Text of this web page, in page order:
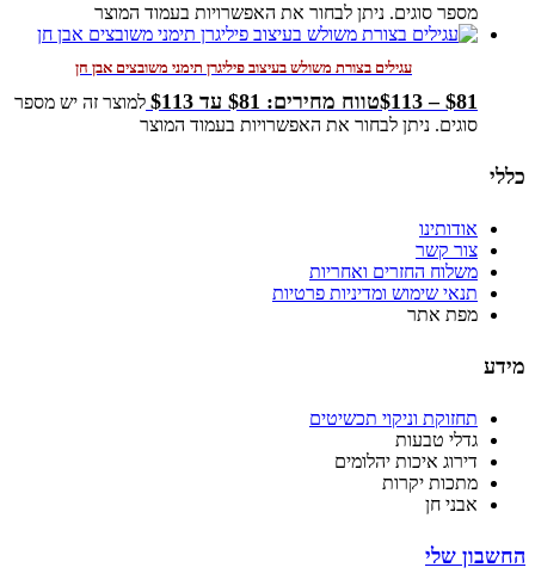
מספר סוגים. ניתן לבחור את האפשרויות בעמוד המוצר
עגילים בצורת משולש בעיצוב פיליגרן תימני משובצים אבן חן
$81
–
$113 טווח מחירים: ⁦$81⁩ עד ⁦$113⁩
למוצר זה יש מספר
סוגים. ניתן לבחור את האפשרויות בעמוד המוצר
כללי
אודותינו
צור קשר
משלוח החזרים ואחריות
תנאי שימוש ומדיניות פרטיות
מפת אתר
מידע
תחזוקת וניקוי תכשיטים
גדלי טבעות
דירוג איכות יהלומים
מתכות יקרות
אבני חן
החשבון שלי